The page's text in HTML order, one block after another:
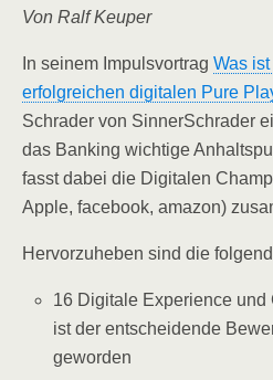
Von Ralf Keuper
In sei­nem Impuls­vor­trag Was
erfolg­rei­chen digi­ta­len Pure
Schr­a­der von Sin­nerSchr­a­der
das Ban­king wich­ti­ge
fasst dabei die Digi­ta­len
Apple, face­book, ama­zon)
Her­vor­zu­he­ben sind die
16 Digi­ta­le Expe­ri­ence und
ist der ent­schei­den­de
geworden